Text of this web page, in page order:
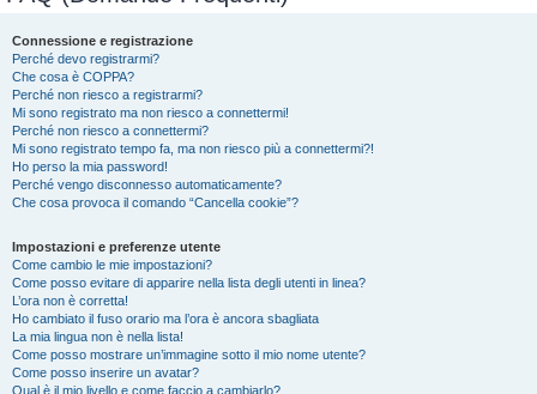
Connessione e registrazione
Perché devo registrarmi?
Che cosa è COPPA?
Perché non riesco a registrarmi?
Mi sono registrato ma non riesco a connettermi!
Perché non riesco a connettermi?
Mi sono registrato tempo fa, ma non riesco più a connettermi?!
Ho perso la mia password!
Perché vengo disconnesso automaticamente?
Che cosa provoca il comando “Cancella cookie”?
Impostazioni e preferenze utente
Come cambio le mie impostazioni?
Come posso evitare di apparire nella lista degli utenti in linea?
L’ora non è corretta!
Ho cambiato il fuso orario ma l’ora è ancora sbagliata
La mia lingua non è nella lista!
Come posso mostrare un’immagine sotto il mio nome utente?
Come posso inserire un avatar?
Qual è il mio livello e come faccio a cambiarlo?